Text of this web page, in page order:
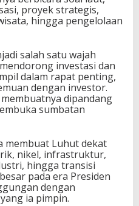
proyek strategis,
hingga pengelolaan
salah satu wajah
investasi dan
dalam rapat penting,
dengan investor.
dipandang
sumbatan
membuat Luhut dekat
nikel, infrastruktur,
hingga transisi
pada era Presiden
dengan
ia pimpin.